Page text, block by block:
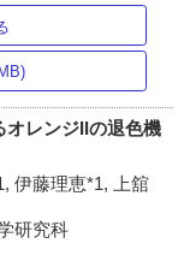
オレンジIIの退色機
伊藤理恵*1, 上舘
研究科